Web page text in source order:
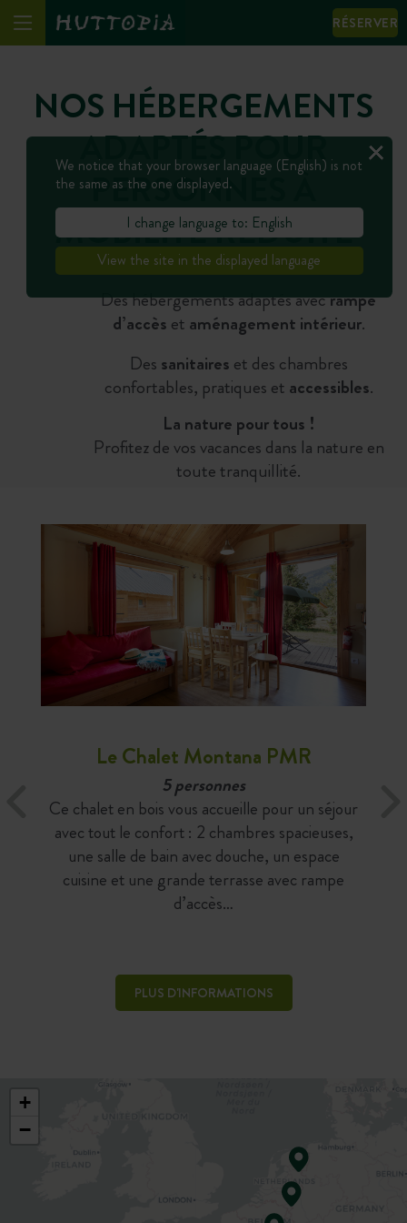
RÉSERVER
NOS HÉBERGEMENTS
ADAPTÉS POUR
PERSONNES À
MOBILITÉ RÉDUITE
Des hébergements adaptés avecrampe
d’accès et aménagement intérieur.
Des sanitaires et des chambres
confortables, pratiques et accessibles.
La nature pour tous !
Profitez de vos vacances dans la nature en
toute tranquillité.
Le Chalet Montana PMR
5 personnes
Ce chalet en bois vous accueille pour un séjour
avec tout le confort : 2 chambres spacieuses,
une salle de bain avec douche, un espace
cuisine et une grande terrasse avec rampe
d’accès…
PLUS D'INFORMATIONS
+
−
We notice that your browser language (English) is not
the same as the one displayed.
I change language to: English
View the site in the displayed language